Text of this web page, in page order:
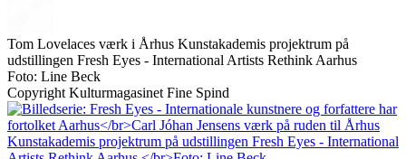
Tom Lovelaces værk i Århus Kunstakademis projektrum på
udstillingen Fresh Eyes - International Artists Rethink Aarhus
Foto: Line Beck
Copyright Kulturmagasinet Fine Spind